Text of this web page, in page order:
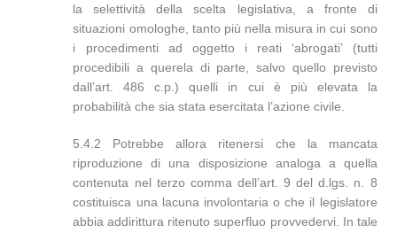
la selettività della scelta legislativa, a fronte di
situazioni omologhe, tanto più nella misura in cui sono
i procedimenti ad oggetto i reati ‘abrogati’ (tutti
procedibili a querela di parte, salvo quello previsto
dall’art. 486 c.p.) quelli in cui è più elevata la
probabilità che sia stata esercitata l’azione civile.
5.4.2 Potrebbe allora ritenersi che la mancata
riproduzione di una disposizione analoga a quella
contenuta nel terzo comma dell’art. 9 del d.lgs. n. 8
costituisca una lacuna involontaria o che il legislatore
abbia addirittura ritenuto superfluo provvedervi. In tale